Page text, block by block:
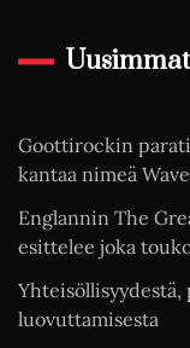
Uusimmat
Goottirockin
kantaa nimeä
Englannin The
esittelee joka
Yhteisöllisyydestä,
luovuttamisesta